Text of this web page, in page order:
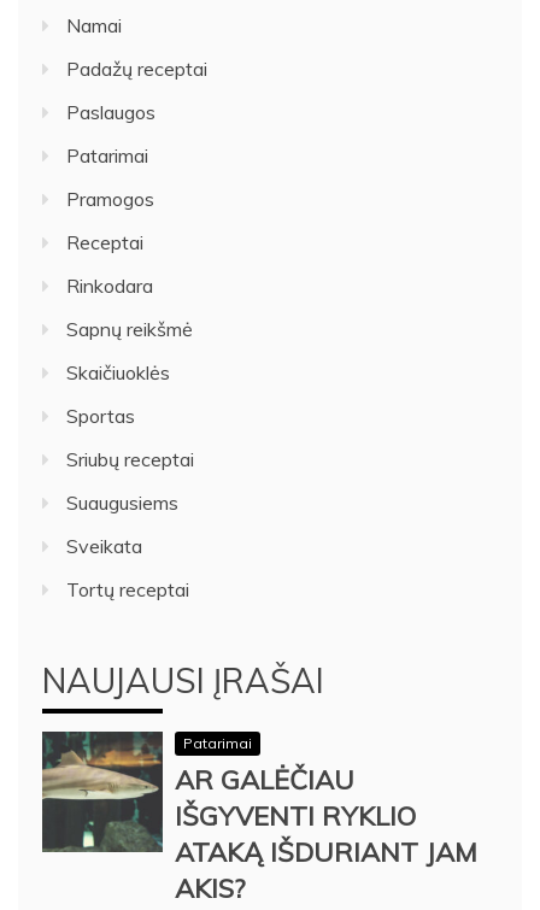
Namai
Padažų receptai
Paslaugos
Patarimai
Pramogos
Receptai
Rinkodara
Sapnų reikšmė
Skaičiuoklės
Sportas
Sriubų receptai
Suaugusiems
Sveikata
Tortų receptai
NAUJAUSI ĮRAŠAI
Patarimai
AR GALĖČIAU
IŠGYVENTI RYKLIO
ATAKĄ IŠDURIANT JAM
AKIS?